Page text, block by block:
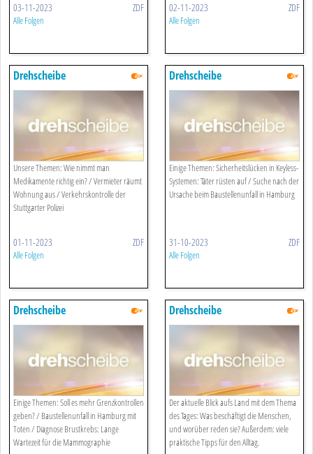
03-11-2023 ZDF
Alle Folgen
02-11-2023 ZDF
Alle Folgen
Drehscheibe
Unsere Themen: Wie nimmt man
Medikamente richtig ein? / Vermieter räumt
Wohnung aus / Verkehrskontrolle der
Stuttgarter Polizei
01-11-2023 ZDF
Alle Folgen
Drehscheibe
Einige Themen: Sicherheitslücken in Keyless-
Systemen: Täter rüsten auf / Suche nach der
Ursache beim Baustellenunfall in Hamburg
31-10-2023 ZDF
Alle Folgen
Drehscheibe
Einige Themen: Soll es mehr Grenzkontrollen
geben? / Baustellenunfall in Hamburg mit
Toten / Diagnose Brustkrebs: Lange
Wartezeit für die Mammographie
Drehscheibe
Der aktuelle Blick aufs Land mit dem Thema
des Tages: Was beschäftigt die Menschen,
und worüber reden sie? Außerdem: viele
praktische Tipps für den Alltag.